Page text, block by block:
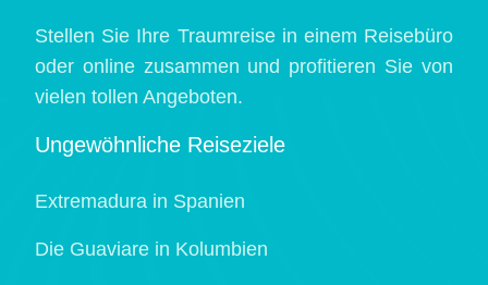
Stellen Sie Ihre Traumreise in einem Reisebüro
oder online zusammen und profitieren Sie von
vielen tollen Angeboten.
Ungewöhnliche Reiseziele
Extremadura in Spanien
Die Guaviare in Kolumbien